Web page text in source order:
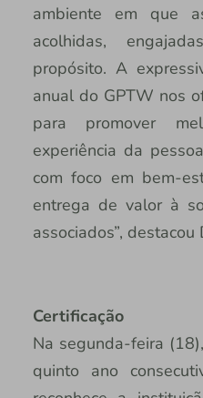
ambiente em que
acolhidas,
propósito. A
anual do GPTW nos
para promover
experiência da
com foco em bem-
entrega de valor à
associados”, destacou
Certificação
Na segunda-feira
quinto ano